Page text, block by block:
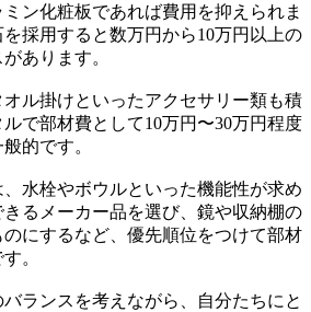
ン化粧板であれば費用を抑えられま
採用すると数万円から10万円以上の
あります。
ル掛けといったアクセサリー類も積
で部材費として10万円〜30万円程度
的です。
水栓やボウルといった機能性が求め
るメーカー品を選び、鏡や収納棚の
にするなど、優先順位をつけて部材
。
ランスを考えながら、自分たちにと